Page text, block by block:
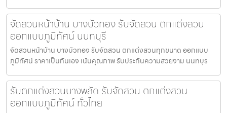
จัดสวนหน้าบ้าน บางบัวทอง รับจัดสวน ตกแต่งสวน
ออกแบบภูมิทัศน์ นนทบุรี
จัดสวนหน้าบ้าน บางบัวทอง รับจัดสวน ตกแต่งสวนทุกขนาด ออกแบบ
ภูมิทัศน์ ราคาเป็นกันเอง เน้นคุณภาพ รับประกันความสวยงาม นนทบุร
รับตกแต่งสวนบางพลัด รับจัดสวน ตกแต่งสวน
ออกแบบภูมิทัศน์ ทั่วไทย